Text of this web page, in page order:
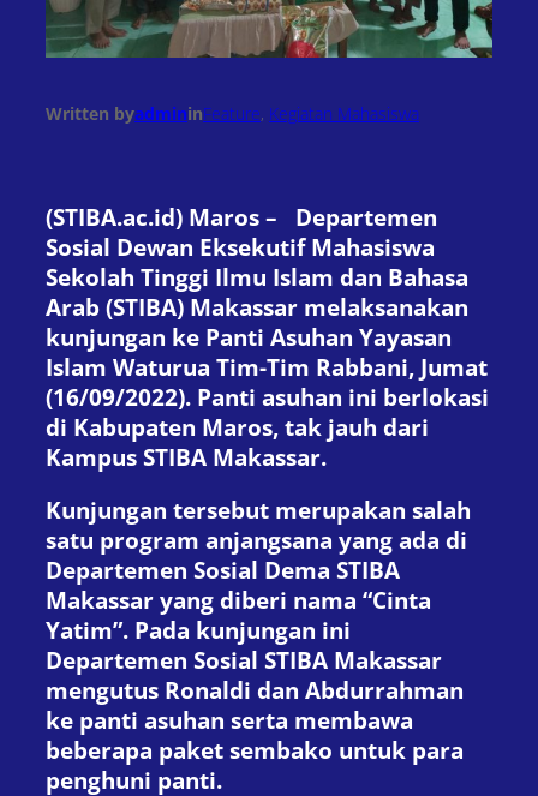
Written byadmininFeature, Kegiatan Mahasiswa
(STIBA.ac.id) Maros – Departemen
Sosial Dewan Eksekutif Mahasiswa
Sekolah Tinggi Ilmu Islam dan Bahasa
Arab (STIBA) Makassar melaksanakan
kunjungan ke Panti Asuhan Yayasan
Islam Waturua Tim-Tim Rabbani, Jumat
(16/09/2022). Panti asuhan ini berlokasi
di Kabupaten Maros, tak jauh dari
Kampus STIBA Makassar.
Kunjungan tersebut merupakan salah
satu program anjangsana yang ada di
Departemen Sosial Dema STIBA
Makassar yang diberi nama “Cinta
Yatim”. Pada kunjungan ini
Departemen Sosial STIBA Makassar
mengutus Ronaldi dan Abdurrahman
ke panti asuhan serta membawa
beberapa paket sembako untuk para
penghuni panti.